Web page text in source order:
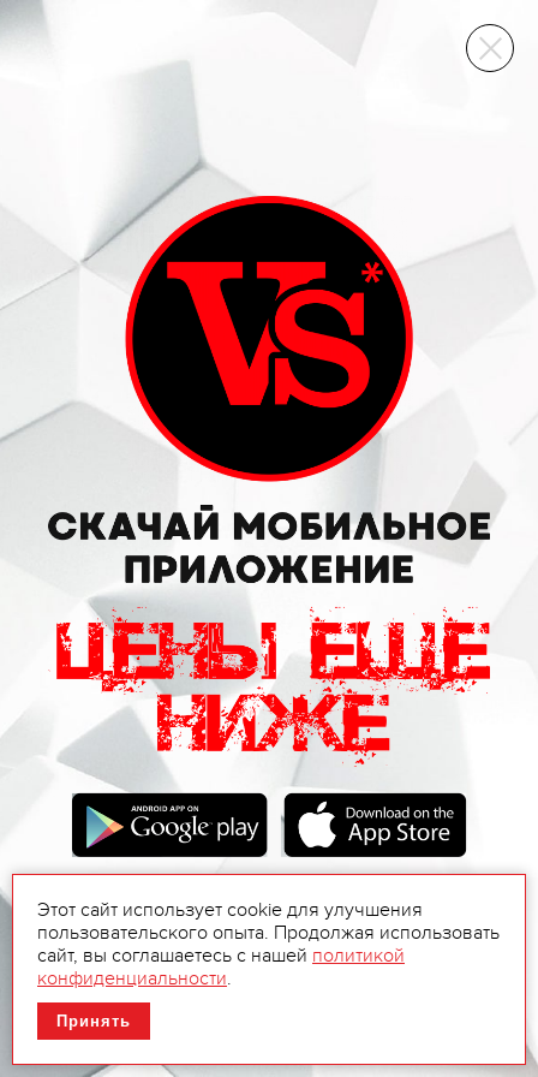
ВИННЫЙ СКЛАД
Этот сайт использует cookie для улучшения
пользовательского опыта. Продолжая использовать
сайт, вы соглашаетесь с нашей политикой
конфиденциальности.
Принять